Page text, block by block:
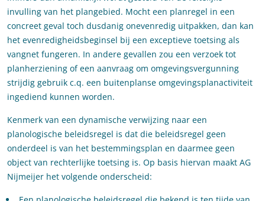
invulling van het plangebied. Mocht een planregel in een
concreet geval toch dusdanig onevenredig uitpakken, dan kan
het evenredigheidsbeginsel bij een exceptieve toetsing als
vangnet fungeren. In andere gevallen zou een verzoek tot
planherziening of een aanvraag om omgevingsvergunning
strijdig gebruik c.q. een buitenplanse omgevingsplanactiviteit
ingediend kunnen worden.
Kenmerk van een dynamische verwijzing naar een
planologische beleidsregel is dat die beleidsregel geen
onderdeel is van het bestemmingsplan en daarmee geen
object van rechterlijke toetsing is. Op basis hiervan maakt AG
Nijmeijer het volgende onderscheid: